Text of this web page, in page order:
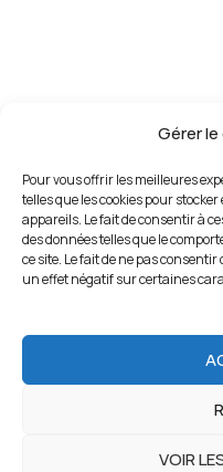
Gérer
Pour vous offrir les meilleures
telles que les cookies pour
appareils. Le fait de consentir à
des données telles que le
ce site. Le fait de ne pas
un effet négatif sur certaines
VOIR